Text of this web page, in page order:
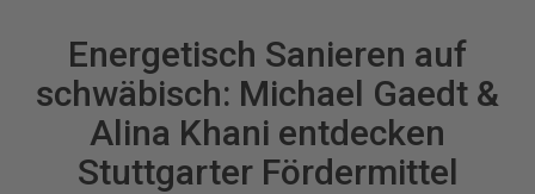
Energetisch Sanieren auf
schwäbisch: Michael Gaedt &
Alina Khani entdecken
Stuttgarter Fördermittel